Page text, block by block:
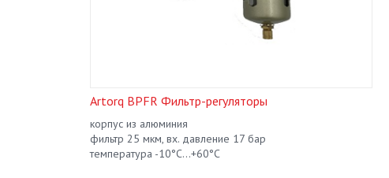
Artorq BPFR Фильтр-регуляторы
корпус из алюминия
фильтр 25 мкм, вх. давление 17 бар
температура -10°C...+60°C